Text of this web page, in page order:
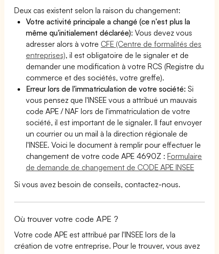
Deux cas existent selon la raison du changement:
Votre activité principale a changé (ce n'est plus la
même qu'initialement déclarée): Vous devez vous
adresser alors à votre CFE (Centre de formalités des
entreprises), il est obligatoire de le signaler et de
demander une modification à votre RCS (Registre du
commerce et des sociétés, votre greffe).
Erreur lors de l'immatriculation de votre société:Si
vous pensez que l'INSEE vous a attribué un mauvais
code APE / NAF lors de l'immatriculation de votre
société, il est important de le signaler. Il faut envoyer
un courrier ou un mail à la direction régionale de
l'INSEE. Voici le document à remplir pour effectuer le
changement de votre code APE 4690Z :Formulaire
de demande de changement de CODE APE INSEE
Si vous avez besoin de conseils, contactez-nous.
Où trouver votre code APE ?
Votre code APE est attribué par l'INSEE lors de la
création de votre entreprise. Pour le trouver, vous avez